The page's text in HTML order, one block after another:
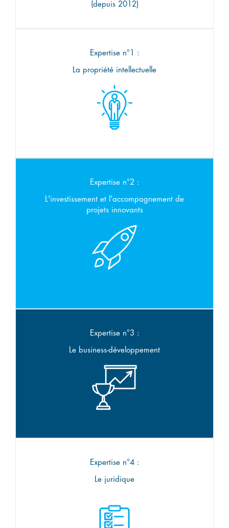
(depuis 2012)
Expertise n°1 :
La propriété intellectuelle
Expertise n°2 :
L'investissement et l'accompagnement de
projets innovants
Expertise n°3 :
Le business-développement
Expertise n°4 :
Le juridique